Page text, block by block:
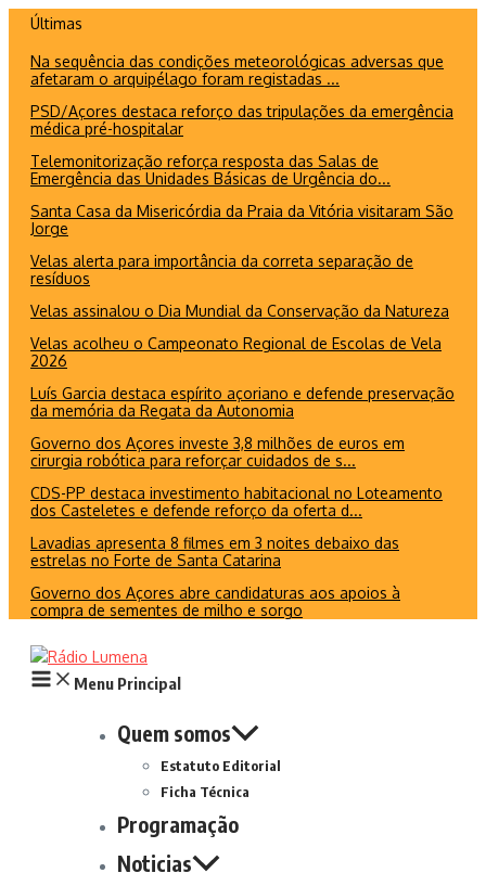
conteúdo
Últimas
Na sequência das condições meteorológicas adversas que
afetaram o arquipélago foram registadas ...
PSD/Açores destaca reforço das tripulações da emergência
médica pré-hospitalar
Telemonitorização reforça resposta das Salas de
Emergência das Unidades Básicas de Urgência do...
Santa Casa da Misericórdia da Praia da Vitória visitaram São
Jorge
Velas alerta para importância da correta separação de
resíduos
Velas assinalou o Dia Mundial da Conservação da Natureza
Velas acolheu o Campeonato Regional de Escolas de Vela
2026
Luís Garcia destaca espírito açoriano e defende preservação
da memória da Regata da Autonomia
Governo dos Açores investe 3,8 milhões de euros em
cirurgia robótica para reforçar cuidados de s...
CDS-PP destaca investimento habitacional no Loteamento
dos Casteletes e defende reforço da oferta d...
Lavadias apresenta 8 filmes em 3 noites debaixo das
estrelas no Forte de Santa Catarina
Governo dos Açores abre candidaturas aos apoios à
compra de sementes de milho e sorgo
Menu Principal
Quem somos
Estatuto Editorial
Ficha Técnica
Programação
Noticias